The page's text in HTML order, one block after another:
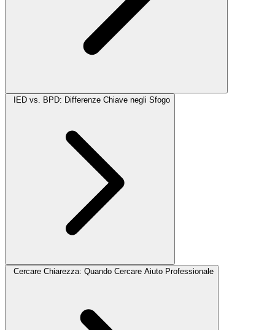
IED vs. BPD: Differenze Chiave negli Sfogo
Cercare Chiarezza: Quando Cercare Aiuto Professionale